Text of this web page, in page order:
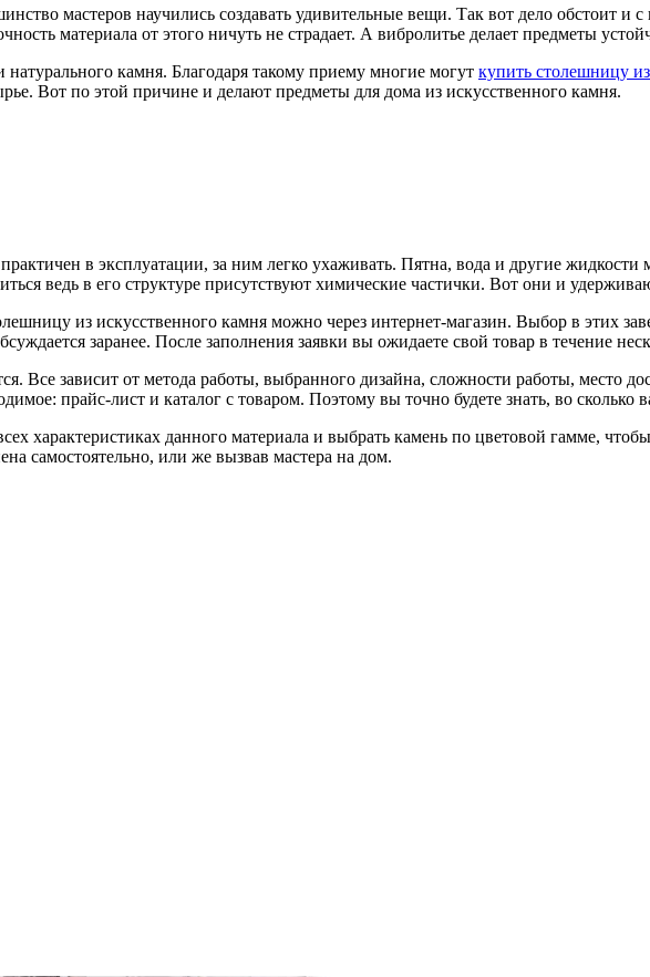
мастеров научились создавать удивительные вещи. Так вот дело обстоит и
материала от этого ничуть не страдает. А вибролитье делает предметы
камня. Благодаря такому приему многие могут купить столешницу
Вот по этой причине и делают предметы для дома из искусственного камня.
в эксплуатации, за ним легко ухаживать. Пятна, вода и другие
ведь в его структуре присутствуют химические частички. Вот они и
из искусственного камня можно через интернет-магазин. Выбор в этих
заранее. После заполнения заявки вы ожидаете свой товар в течение
Все зависит от метода работы, выбранного дизайна, сложности работы, место
прайс-лист и каталог с товаром. Поэтому вы точно будете знать, во сколько
характеристиках данного материала и выбрать камень по цветовой гамме,
самостоятельно, или же вызвав мастера на дом.